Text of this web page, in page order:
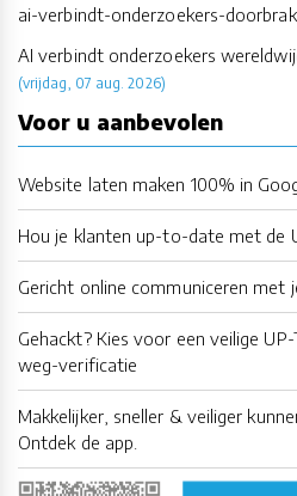
ai-verbindt-onderzoekers-
AI verbindt onderzoekers
(vrijdag, 07 aug. 2026)
Voor u aanbevolen
Website laten maken 100% in
Hou je klanten up-to-date met de
Gericht online communiceren met
Gehackt? Kies voor een veilige
weg-verificatie
Makkelijker, sneller & veiliger
Ontdek de app.